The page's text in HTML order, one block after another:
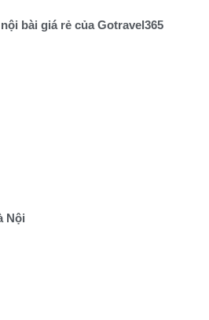
bài giá rẻ của Gotravel365
Nội